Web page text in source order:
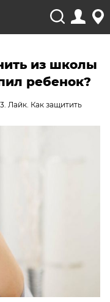
из школы
ребенок?
Лайк. Как защитить